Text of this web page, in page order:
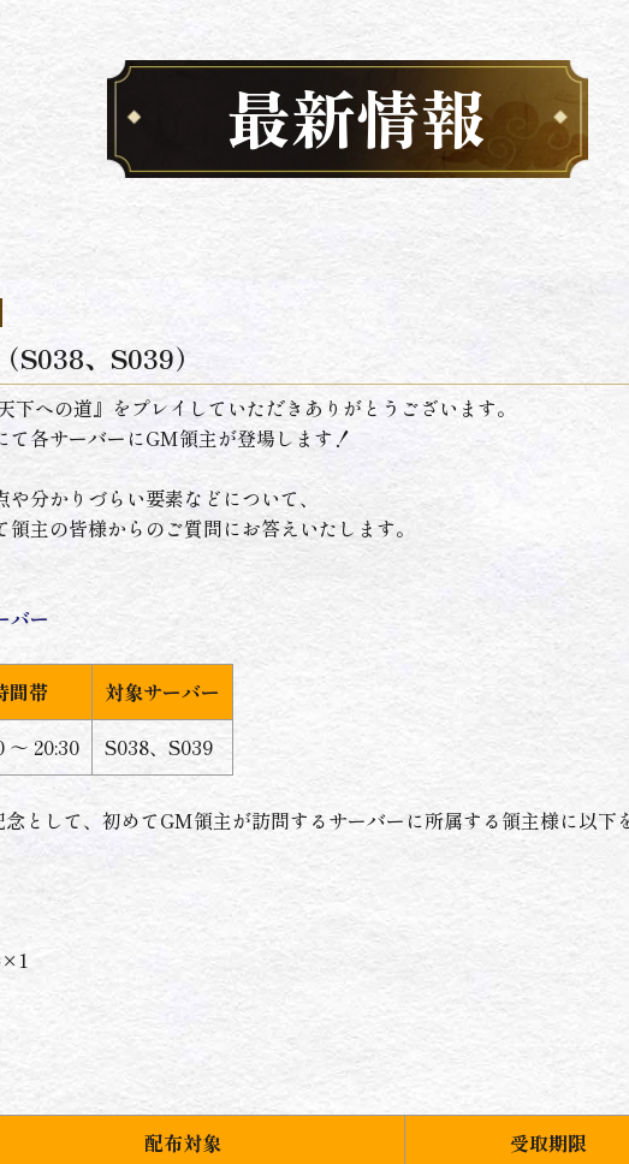
最新情報
S038、S039）
下への道』をプレイしていただきありがとうございます。
て各サーバーにGM領主が登場します！
分かりづらい要素などについて、
主の皆様からのご質問にお答えいたします。
バー
間帯
対象サーバー
～ 20:30 S038、S039
として、初めてGM領主が訪問するサーバーに所属する領主様に以下
×1
配布対象 受取期限